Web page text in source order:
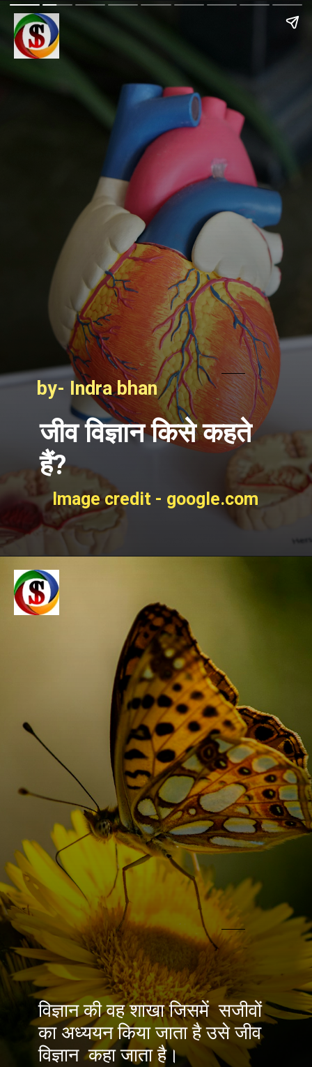
जीव विज्ञान किसे कहते
हैं?
by- Indra bhan
Image credit - google.com
विज्ञान की वह शाखा जिसमेंसजीवों
का अध्ययन किया जाता है उसेजीव
विज्ञान कहा जाता है।